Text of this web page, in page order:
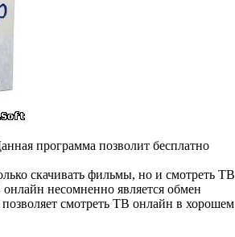
программа позволит бесплатно
скачивать фильмы, но и смотреть ТВ
несомненно является обмен
смотреть ТВ онлайн в хорошем